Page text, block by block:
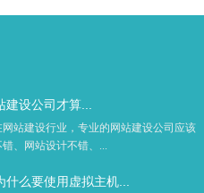
设公司才算...
站建设行业，专业的网站建设公司应该
、网站设计不错、...
什么要使用虚拟主机...